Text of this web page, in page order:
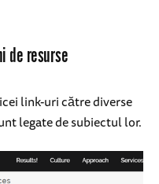
de resurse
link-uri către diverse
legate de subiectul lor.